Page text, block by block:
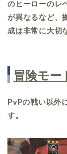
のヒーローのレ
が異なるなど、
成は非常に大切
冒険モー
PvPの戦い以外
す。